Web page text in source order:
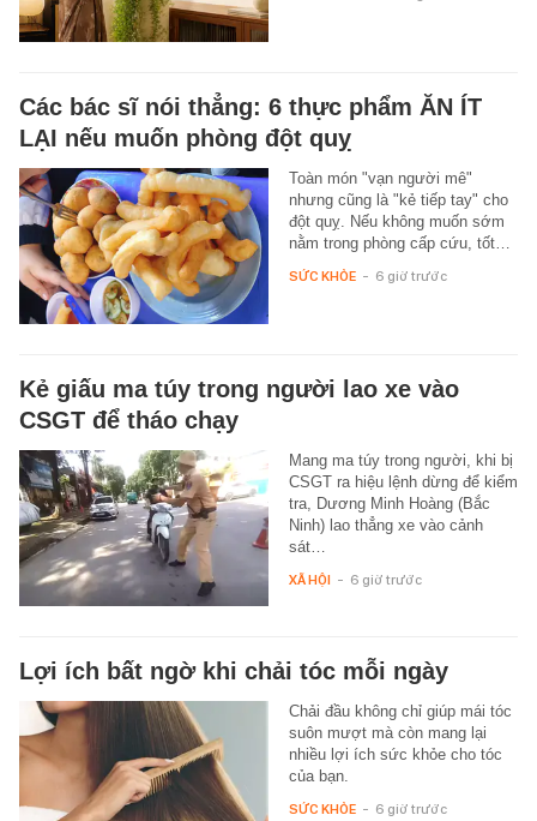
Các bác sĩ nói thẳng: 6 thực phẩm ĂN ÍT
LẠI nếu muốn phòng đột quỵ
Toàn món "vạn người mê"
nhưng cũng là "kẻ tiếp tay" cho
đột quỵ. Nếu không muốn sớm
nằm trong phòng cấp cứu, tốt…
SỨC KHỎE - 6 giờ trước
Kẻ giấu ma túy trong người lao xe vào
CSGT để tháo chạy
Mang ma túy trong người, khi bị
CSGT ra hiệu lệnh dừng để kiểm
tra, Dương Minh Hoàng (Bắc
Ninh) lao thẳng xe vào cảnh
sát…
XÃ HỘI - 6 giờ trước
Lợi ích bất ngờ khi chải tóc mỗi ngày
Chải đầu không chỉ giúp mái tóc
suôn mượt mà còn mang lại
nhiều lợi ích sức khỏe cho tóc
của bạn.
SỨC KHỎE - 6 giờ trước